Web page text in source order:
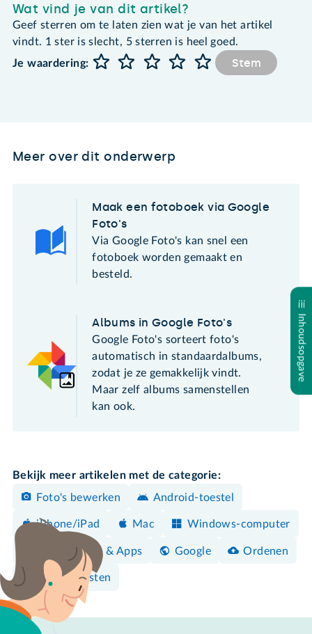
Inhoudsopgave
Wat vind je van dit artikel?
Geef sterren om te laten zien wat je van het artikel
vindt. 1 ster is slecht, 5 sterren is heel goed.
Je waardering:
Stem
Meer over dit onderwerp
Maak een fotoboek via Google
Foto's
Via Google Foto's kan snel een
fotoboek worden gemaakt en
besteld.
Albums in Google Foto's
Google Foto's sorteert foto's
automatisch in standaardalbums,
zodat je ze gemakkelijk vindt.
Maar zelf albums samenstellen
kan ook.
Bekijk meer artikelen met de categorie:
Foto's bewerken
Android-toestel
iPhone/iPad Mac Windows-computer
Programma's & Apps Google Ordenen
Clouddiensten